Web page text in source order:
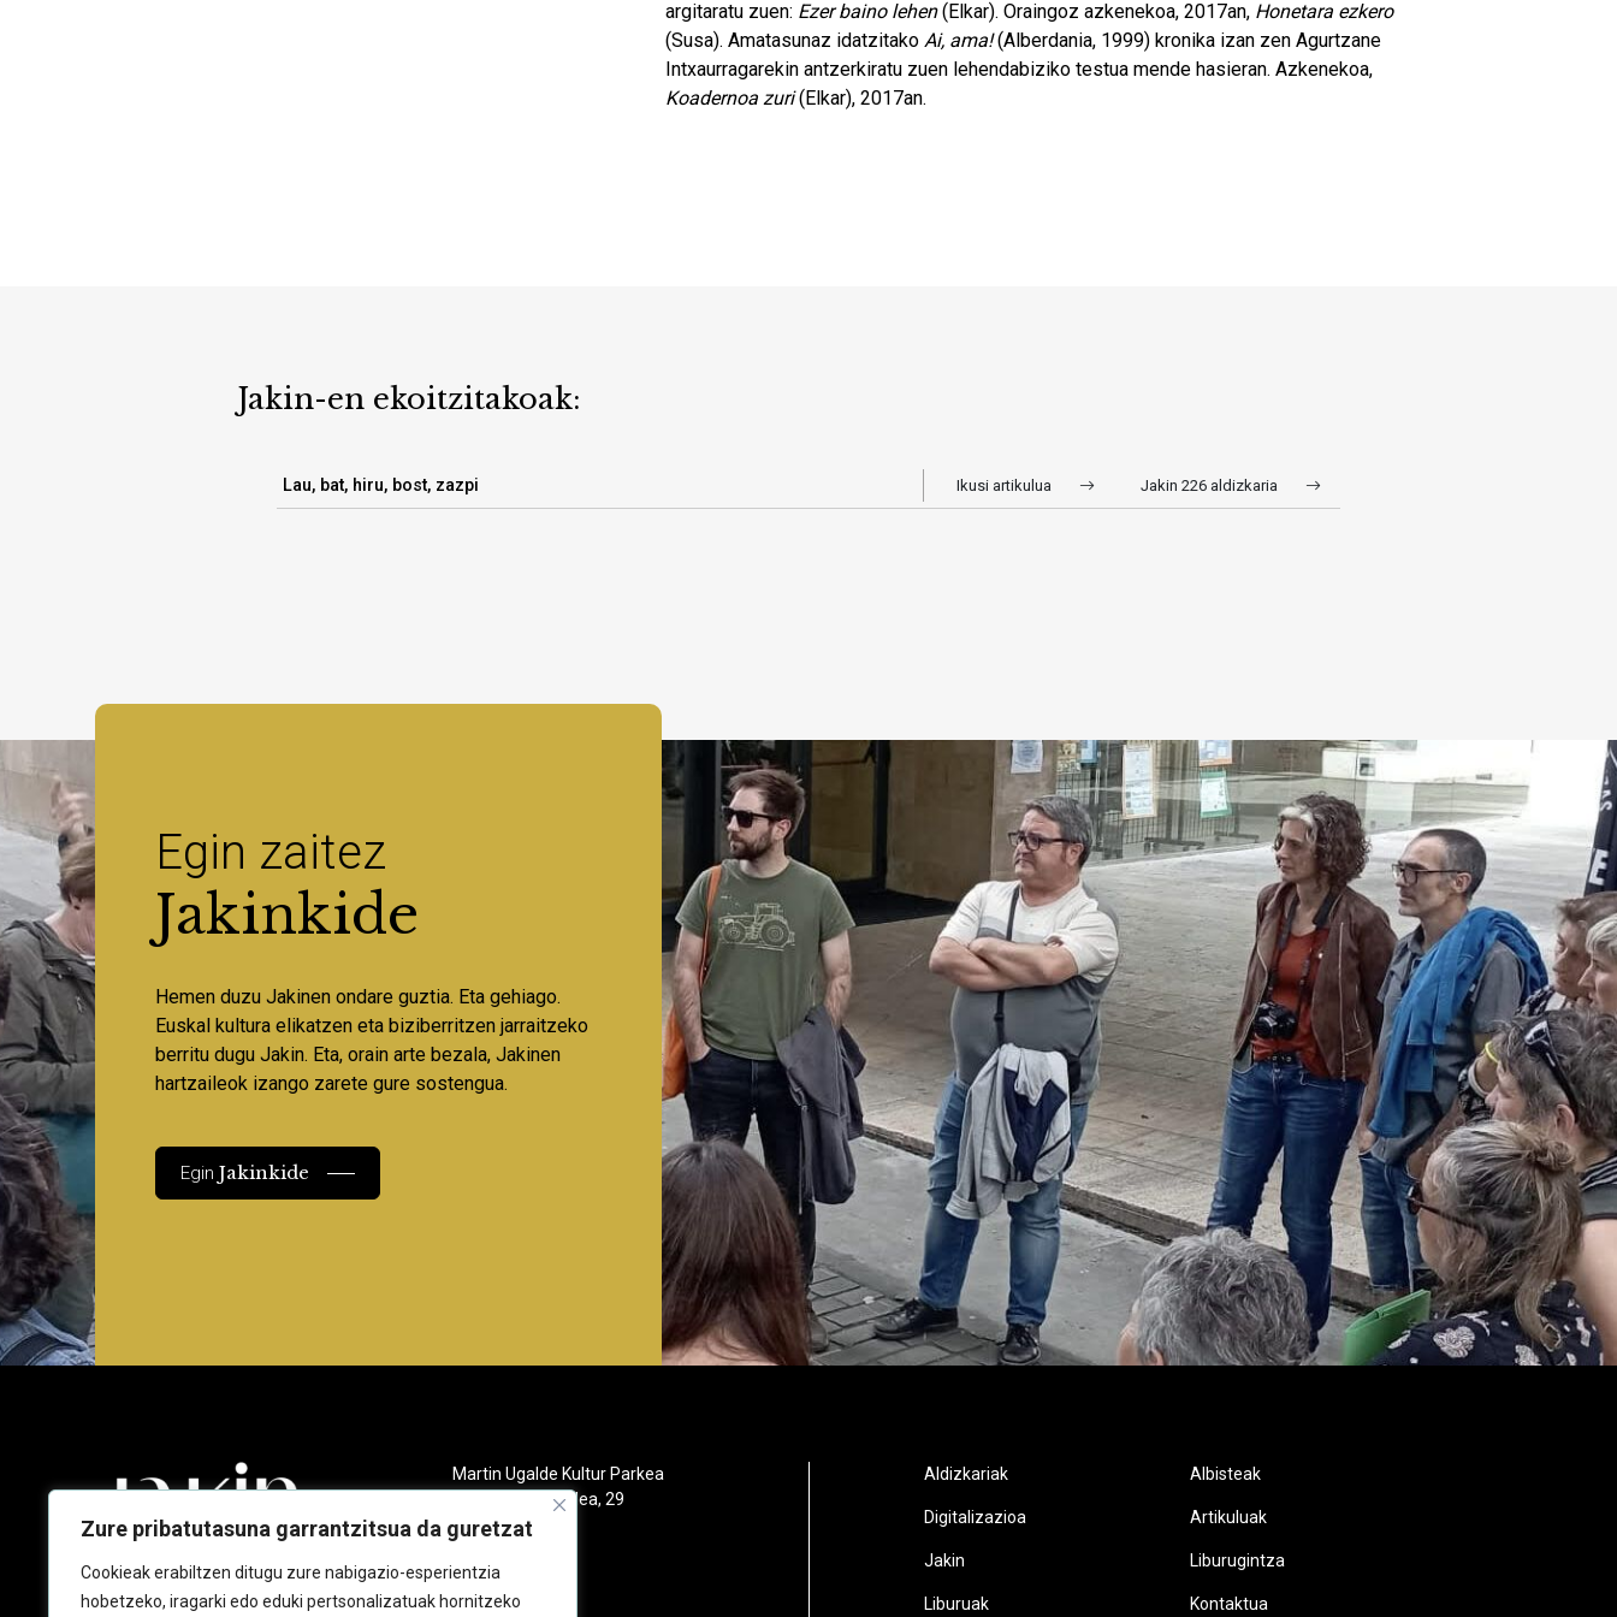
Zure pribatutasuna garrantzitsua da guretzat
Cookieak erabiltzen ditugu zure nabigazio-esperientzia
hobetzeko, iragarki edo eduki pertsonalizatuak hornitzeko
argitaratu zuen: Ezer baino lehen(Elkar). Oraingoz azkenekoa, 2017an, Honetara ezkero
(Susa). Amatasunaz idatzitako Ai, ama!(Alberdania, 1999) kronika izan zen Agurtzane
Intxaurragarekin antzerkiratu zuen lehendabiziko testua mende hasieran. Azkenekoa,
Koadernoa zuri(Elkar), 2017an.
Jakin-en ekoitzitakoak:
Lau, bat, hiru, bost, zazpi Ikusi artikulua Jakin 226 aldizkaria
Egin zaitez
Jakinkide
Hemen duzu Jakinen ondare guztia. Eta gehiago.
Euskal kultura elikatzen eta biziberritzen jarraitzeko
berritu dugu Jakin. Eta, orain arte bezala, Jakinen
hartzaileok izango zarete gure sostengua.
EginJakinkide
Martin Ugalde Kultur Parkea
Gudarien etorbidea, 29
20140 Andoain
943 218 092
jakin@jakin.eus
Aldizkariak
Digitalizazioa
Jakin
Liburuak
Albisteak
Artikuluak
Liburugintza
Kontaktua